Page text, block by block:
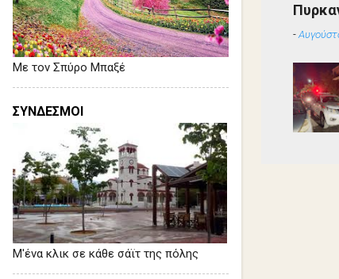
-
Με τον Σπύρο Μπαξέ
ΣΥΝΔΕΣΜΟΙ
Μ'ένα κλικ σε κάθε σάϊτ της πόλης